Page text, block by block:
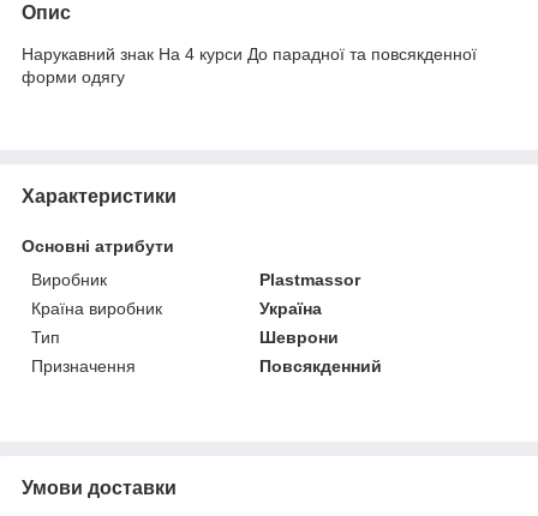
Опис
Нарукавний знак На 4 курси До парадної та повсякденної
форми одягу
Характеристики
Основні атрибути
Виробник
Plastmassor
Країна виробник
Україна
Тип
Шеврони
Призначення
Повсякденний
Умови доставки